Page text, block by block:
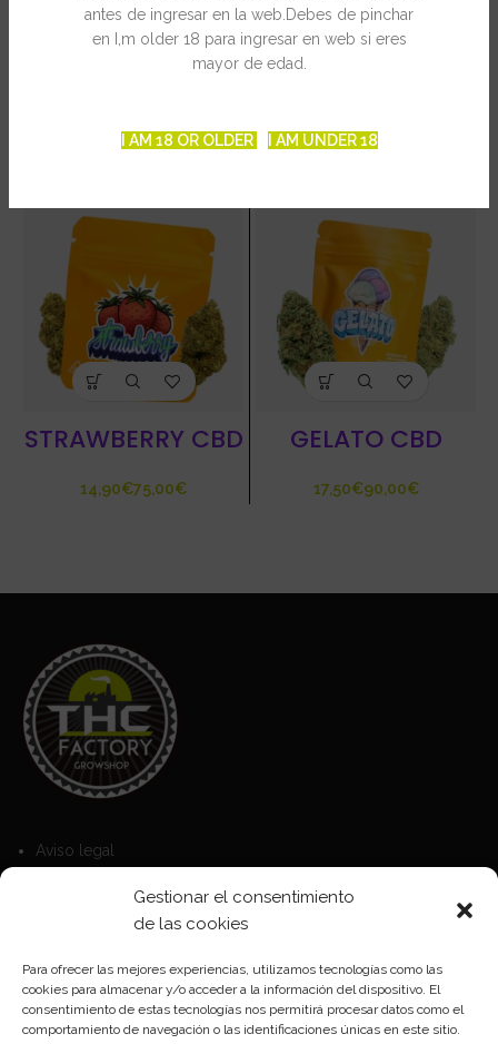
antes de ingresar en la web.Debes de pinchar
en I,m older 18 para ingresar en web si eres
mayor de edad.
I AM 18 OR OLDER I AM UNDER 18
Gestionar el consentimiento
de las cookies
Para ofrecer las mejores experiencias, utilizamos tecnologías como las
cookies para almacenar y/o acceder a la información del dispositivo. El
consentimiento de estas tecnologías nos permitirá procesar datos como el
comportamiento de navegación o las identificaciones únicas en este sitio.
INFORMACIÓN ADICIONAL
PRODUCTOS RELACIONADOS
STRAWBERRY CBD
€ €
GELATO CBD
€ €
Aviso legal
Política de privacidad
Formas de pago
Plazos y condiciones de envio